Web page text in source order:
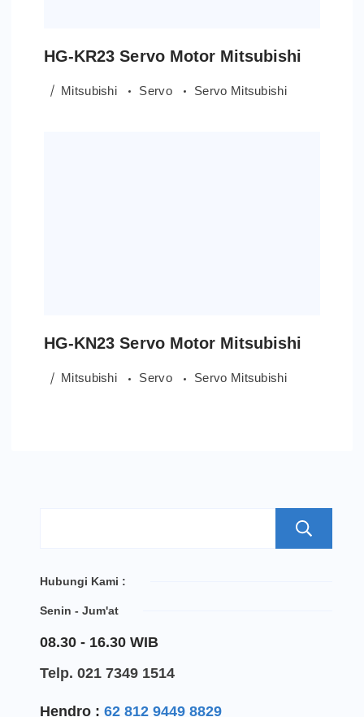
HG-KR23 Servo Motor Mitsubishi
Mitsubishi Servo Servo Mitsubishi
HG-KN23 Servo Motor Mitsubishi
Mitsubishi Servo Servo Mitsubishi
Hubungi Kami :
Senin - Jum'at
08.30 - 16.30 WIB
Telp. 021 7349 1514
Hendro : 62 812 9449 8829